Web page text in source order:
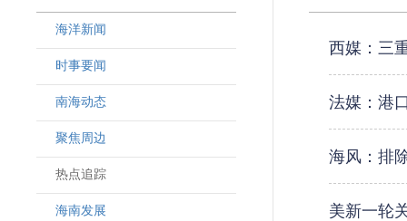
海洋新闻
时事要闻
南海动态
聚焦周边
热点追踪
海南发展
西媒：三
法媒：港
海风：排
美新一轮